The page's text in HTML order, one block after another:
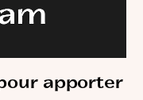
apporter